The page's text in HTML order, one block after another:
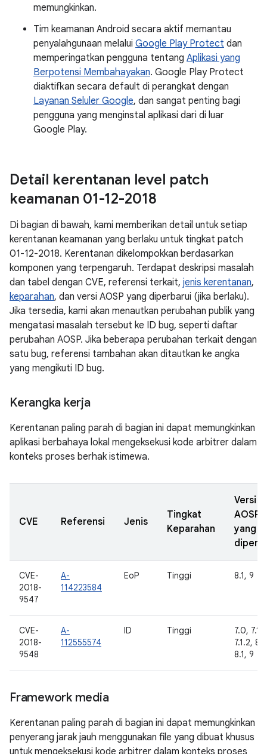
memungkinkan.
Tim keamanan Android secara aktif memantau
penyalahgunaan melalui Google Play Protect dan
memperingatkan pengguna tentang Aplikasi yang
Berpotensi Membahayakan. Google Play Protect
diaktifkan secara default di perangkat dengan
Layanan Seluler Google, dan sangat penting bagi
pengguna yang menginstal aplikasi dari di luar
Google Play.
Detail kerentanan level patch
keamanan 01-12-2018
Di bagian di bawah, kami memberikan detail untuk setiap
kerentanan keamanan yang berlaku untuk tingkat patch
01-12-2018. Kerentanan dikelompokkan berdasarkan
komponen yang terpengaruh. Terdapat deskripsi masalah
dan tabel dengan CVE, referensi terkait, jenis kerentanan,
keparahan, dan versi AOSP yang diperbarui (jika berlaku).
Jika tersedia, kami akan menautkan perubahan publik yang
mengatasi masalah tersebut ke ID bug, seperti daftar
perubahan AOSP. Jika beberapa perubahan terkait dengan
satu bug, referensi tambahan akan ditautkan ke angka
yang mengikuti ID bug.
Kerangka kerja
Kerentanan paling parah di bagian ini dapat memungkinkan
aplikasi berbahaya lokal mengeksekusi kode arbitrer dalam
konteks proses berhak istimewa.
CVE Referensi Jenis
Tingkat
Keparahan
Versi
AOSP
yang
CVE-
2018-
9547
A-
114223584
EoP Tinggi 8.1, 9
CVE-
2018-
9548
A-
112555574
ID Tinggi
7.0, 7.1.1,
7.1.2,
8.1, 9
Framework media
Kerentanan paling parah di bagian ini dapat memungkinkan
penyerang jarak jauh menggunakan file yang dibuat khusus
untuk mengeksekusi kode arbitrer dalam konteks proses